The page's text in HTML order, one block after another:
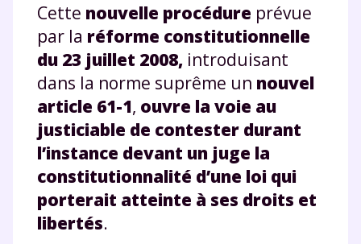
Cette nouvelle procédure prévue
par la réforme constitutionnelle
du 23 juillet 2008, introduisant
dans la norme suprême un nouvel
article 61-1, ouvre la voie au
justiciable de contester durant
l’instance devant un juge la
constitutionnalité d’une loi qui
porterait atteinte à ses droits et
libertés.